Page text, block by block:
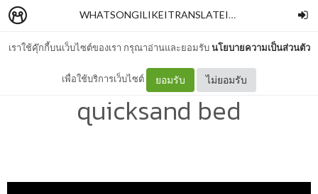
เราใช้คุ๊กกี้บนเว็บไซต์ของเรา กรุณาอ่านและยอมรับนโยบายความเป็นส่วนตัว
เพื่อใช้บริการเว็บไซต์ ยอมรับ ไม่ยอมรับ
WHATSONGILIKEITRANSLATEIT
แปลเพลง That's Why -
quicksand bed